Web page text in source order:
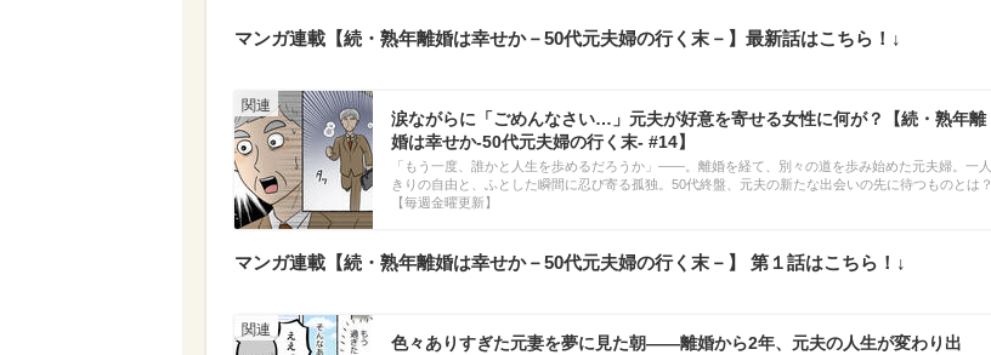
マンガ連載【続・熟年離婚は幸せか－50代元夫婦の行く末－】最新話はこちら！↓
涙ながらに「ごめんなさい…」元夫が好意を寄せる女性に何が？【続・熟年離
婚は幸せか-50代元夫婦の行く末- #14】
「もう一度、誰かと人生を歩めるだろうか」――。離婚を経て、別々の道を歩み始めた元夫婦。一人
きりの自由と、ふとした瞬間に忍び寄る孤独。50代終盤、元夫の新たな出会いの先に待つものとは？
【毎週金曜更新】
マンガ連載【続・熟年離婚は幸せか－50代元夫婦の行く末－】 第１話はこちら！↓
色々ありすぎた元妻を夢に見た朝――離婚から2年、元夫の人生が変わり出